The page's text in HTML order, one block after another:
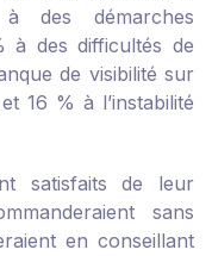
des démarches
à des difficultés de
de visibilité sur
16 % à l’instabilité
satisfaits de leur
sans
en conseillant